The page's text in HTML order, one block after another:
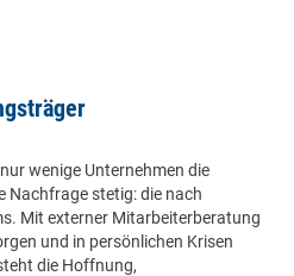
wenige Unternehmen die
Nachfrage stetig: die nach
Mit externer Mitarbeiterberatung
und in persönlichen Krisen
die Hoffnung,